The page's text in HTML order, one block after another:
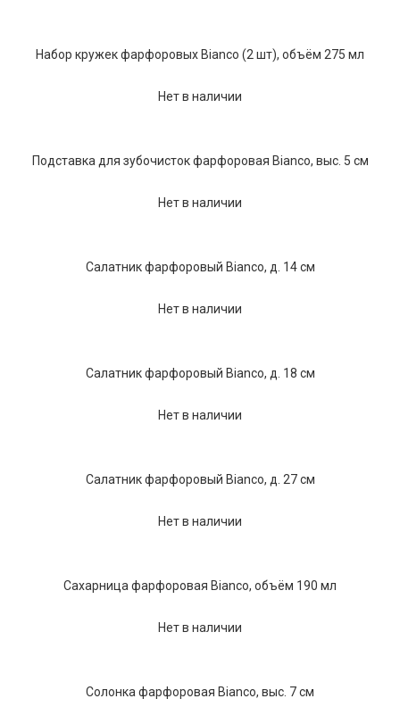
Набор кружек фарфоровых Bianco (2 шт), объём 275 мл
Нет в наличии
Подставка для зубочисток фарфоровая Bianco, выс. 5 см
Нет в наличии
Салатник фарфоровый Bianco, д. 14 см
Нет в наличии
Салатник фарфоровый Bianco, д. 18 см
Нет в наличии
Салатник фарфоровый Bianco, д. 27 см
Нет в наличии
Сахарница фарфоровая Bianco, объём 190 мл
Нет в наличии
Солонка фарфоровая Bianco, выс. 7 см